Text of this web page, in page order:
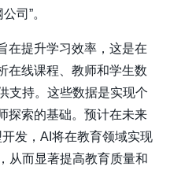
司”。
在提升学习效率，这是在
在线课程、教师和学生数
支持。这些数据是实现个
探索的基础。预计在未来
发，AI将在教育领域实现
从而显著提高教育质量和